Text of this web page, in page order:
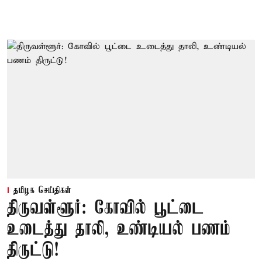
தமிழக செய்திகள்
திருவள்ளூர்: கோவில் பூட்டை
உடைத்து தாலி, உண்டியல் பணம்
திருட்டு!